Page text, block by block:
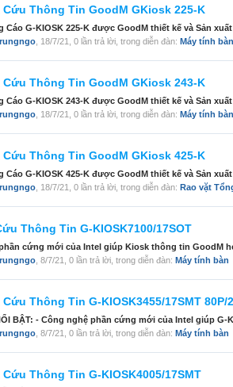
Cứu Thông Tin GoodM GKiosk 225-K
Cáo G-KIOSK 225-K được GoodM thiết kế và Sản
18/7/21 , 0 lần trả lời, trong diễn đàn: Máy tính bàn
Cứu Thông Tin GoodM GKiosk 243-K
Cáo G-KIOSK 243-K được GoodM thiết kế và Sản
18/7/21 , 0 lần trả lời, trong diễn đàn: Máy tính bàn
Cứu Thông Tin GoodM GKiosk 425-K
Cáo G-KIOSK 425-K được GoodM thiết kế và Sản
18/7/21 , 0 lần trả lời, trong diễn đàn: Rao vặt
Thông Tin G-KIOSK7100/17SOT
cứng mới của Intel giúp Kiosk thông tin GoodM
8/7/21 , 0 lần trả lời, trong diễn đàn: Máy tính bàn
Thông Tin G-KIOSK3455/17SMT 80P/
BẬT: - Công nghệ phần cứng mới của Intel giúp
8/7/21 , 0 lần trả lời, trong diễn đàn: Máy tính bàn
Cứu Thông Tin G-KIOSK4005/17SMT